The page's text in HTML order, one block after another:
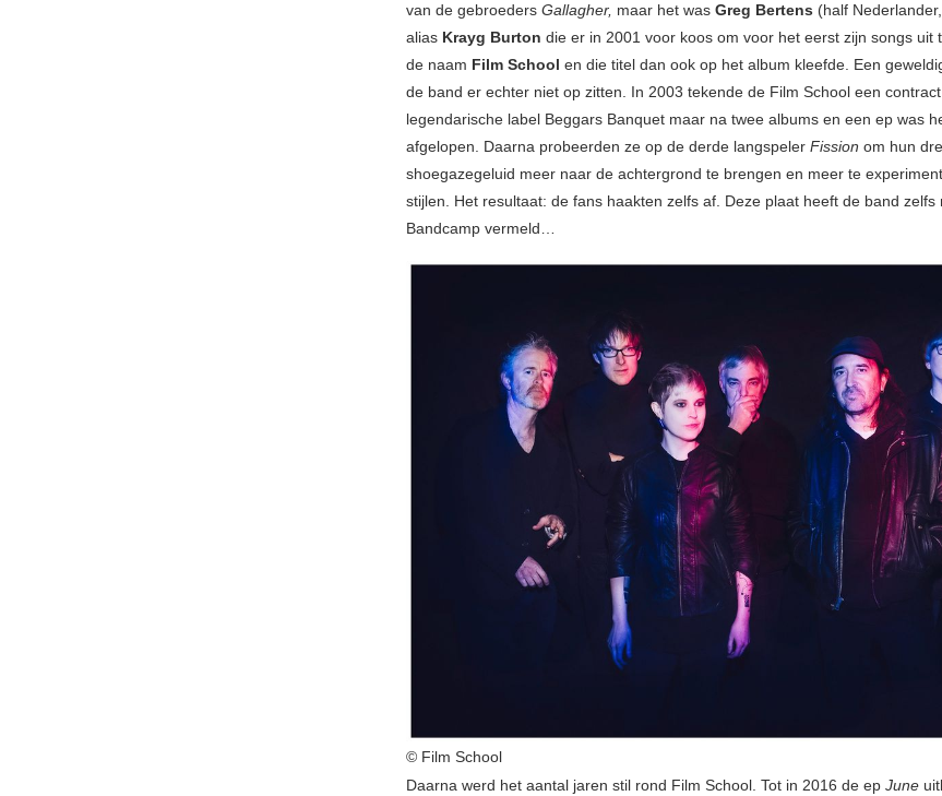
van de gebroeders Gallagher, maar het was Greg Bertens (half
alias Krayg Burton die er in 2001 voor koos om voor het eerst zijn songs uit
de naam Film School en die titel dan ook op het album kleefde. Een
de band er echter niet op zitten. In 2003 tekende de Film School een
legendarische label Beggars Banquet maar na twee albums en een ep was
afgelopen. Daarna probeerden ze op de derde langspeler Fission om hun
shoegazegeluid meer naar de achtergrond te brengen en meer te
stijlen. Het resultaat: de fans haakten zelfs af. Deze plaat heeft de band zelfs
Bandcamp vermeld…
© Film School
Daarna werd het aantal jaren stil rond Film School. Tot in 2016 de ep June